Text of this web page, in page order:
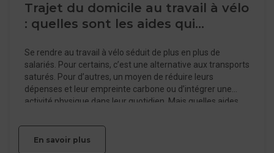
Trajet du domicile au travail à vélo
: quelles sont les aides qui
Se rendre au travail à vélo séduit de plus en plus de
salariés. Pour certains, c’est une alternative aux transports
saturés. Pour d’autres, un moyen de réduire leurs
dépenses et leur empreinte carbone ou d’intégrer une
activité physique dans leur quotidien. Mais quelles aides
forfait mobilités durables, anciennes indemnités
kilométriques vélo (ou IKV), aides locales ou bonus à
En savoir plus